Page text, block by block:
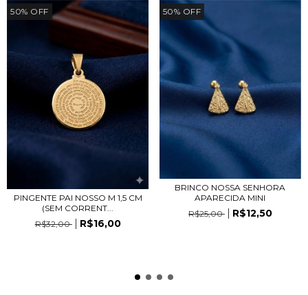
50% OFF
PINGENTE PAI NOSSO M 1,5 CM
(SEM CORRENT...
R$32,00
R$16,00
50% OFF
BRINCO NOSSA SENHORA
APARECIDA MINI
R$25,00
R$12,50